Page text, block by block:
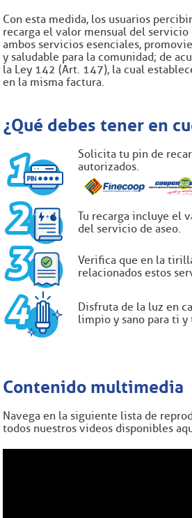
Con esta medida, los usuarios
recarga el valor mensual del servicio
ambos servicios esenciales,
y saludable para la comunidad; de
la Ley 142 (Art. 147), la cual
en la misma factura.
¿Qué debes tener en
Solicita tu pin de
autorizados.
Tu recarga incluye el
del servicio de aseo.
Verifica que en la
relacionados estos
Disfruta de la luz en
limpio y sano para ti
Contenido multimedia
Navega en la siguiente lista de
todos nuestros videos disponibles